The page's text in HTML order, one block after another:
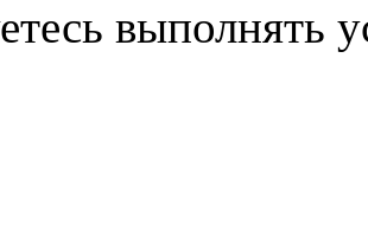
выполнять